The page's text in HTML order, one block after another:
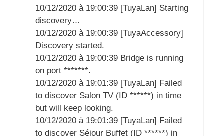
10/12/2020 à 19:00:39 [TuyaLan] Starting
discovery…
10/12/2020 à 19:00:39 [TuyaAccessory]
Discovery started.
10/12/2020 à 19:00:39 Bridge is running
on port *******.
10/12/2020 à 19:01:39 [TuyaLan] Failed
to discover Salon TV (ID ******) in time
but will keep looking.
10/12/2020 à 19:01:39 [TuyaLan] Failed
to discover Séjour Buffet (ID ******) in